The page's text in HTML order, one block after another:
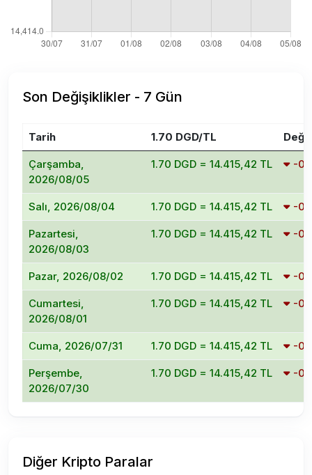
Son Değişiklikler - 7 Gün
Tarih 1.70 DGD/TL
Çarşamba,
2026/08/05
1.70 DGD = 14.415,42 TL -
Salı, 2026/08/04 1.70 DGD = 14.415,42 TL -
Pazartesi,
2026/08/03
1.70 DGD = 14.415,42 TL -
Pazar, 2026/08/02 1.70 DGD = 14.415,42 TL -
Cumartesi,
2026/08/01
1.70 DGD = 14.415,42 TL -
Cuma, 2026/07/31 1.70 DGD = 14.415,42 TL -
Perşembe,
2026/07/30
1.70 DGD = 14.415,42 TL -
Diğer Kripto Paralar